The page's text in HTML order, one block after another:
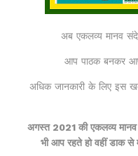
अब एकलव्य मानव
आप पाठक बनकर आप
अधिक जानकारी के लिए इस
अगस्त 2021 की एकलव्य मानव
भी आप रहते हो वहीं डाक